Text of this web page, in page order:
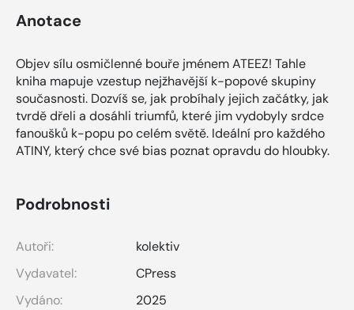
Anotace
Objev sílu osmičlenné bouře jménem ATEEZ! Tahle
kniha mapuje vzestup nejžhavější k-popové skupiny
současnosti. Dozvíš se, jak probíhaly jejich začátky, jak
tvrdě dřeli a dosáhli triumfů, které jim vydobyly srdce
fanoušků k-popu po celém světě. Ideální pro každého
ATINY, který chce své bias poznat opravdu do hloubky.
Podrobnosti
Autoři:
kolektiv
Vydavatel:
CPress
Vydáno:
2025